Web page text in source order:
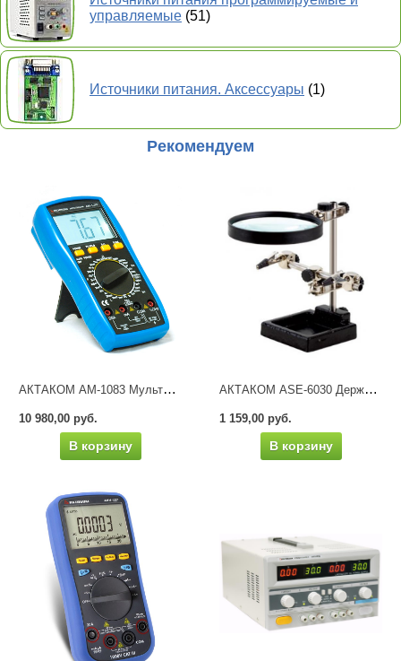
управляемые (51)
Источники питания. Аксессуары (1)
Рекомендуем
АКТАКОМ АМ-1083 Мультиметр цифровой
10 980,00 руб.
В корзину
АКТАКОМ ASE-6030 Держатель платы с лупой
1 159,00 руб.
В корзину